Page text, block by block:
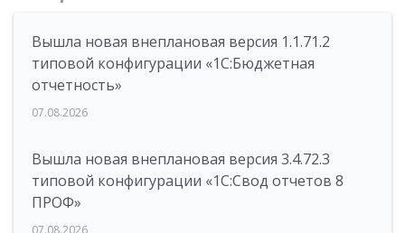
Вышла новая внеплановая версия 1.1.71.2
типовой конфигурации «1C:Бюджетная
отчетность»
07.08.2026
Вышла новая внеплановая версия 3.4.72.3
типовой конфигурации «1C:Свод отчетов 8
ПРОФ»
07.08.2026